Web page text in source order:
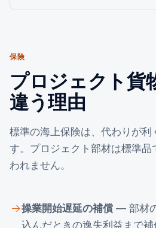
保険
プロジェクト貨
違う理由
標準の海上保険は、代わりが
す。プロジェクト部材は標準
われません。
操業開始遅延の補償 — 部材
込んだときの逸失利益まで